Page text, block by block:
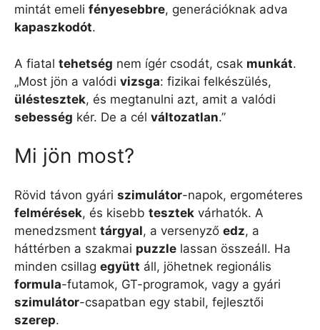
mintát emeli fényesebbre, generációknak adva
kapaszkodót.
A fiatal tehetség nem ígér csodát, csak munkát.
„Most jön a valódi vizsga: fizikai felkészülés,
üléstesztek, és megtanulni azt, amit a valódi
sebesség kér. De a cél változatlan.”
Mi jön most?
Rövid távon gyári szimulátor-napok, ergométeres
felmérések, és kisebb tesztek várhatók. A
menedzsment tárgyal, a versenyző edz, a
háttérben a szakmai puzzle lassan összeáll. Ha
minden csillag együtt áll, jöhetnek regionális
formula-futamok, GT-programok, vagy a gyári
szimulátor-csapatban egy stabil, fejlesztői
szerep.